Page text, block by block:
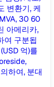
변환기, 케
30 60
아메리카,
여 구분됩
억)를
하여, 분대